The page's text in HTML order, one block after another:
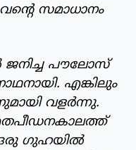
സമാധാനം
പൗലോസ്
എങ്കിലും
വളര്‍ന്നു.
ഗുഹയില്‍